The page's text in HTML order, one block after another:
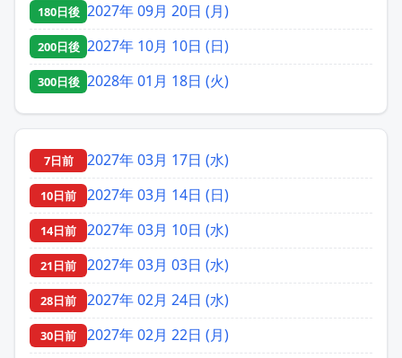
180日後 2027年 09月 20日 (月)
200日後 2027年 10月 10日 (日)
300日後 2028年 01月 18日 (火)
7日前 2027年 03月 17日 (水)
10日前 2027年 03月 14日 (日)
14日前 2027年 03月 10日 (水)
21日前 2027年 03月 03日 (水)
28日前 2027年 02月 24日 (水)
30日前 2027年 02月 22日 (月)